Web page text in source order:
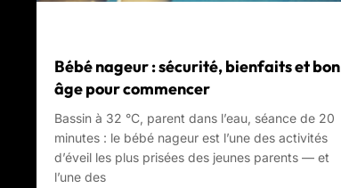
Bébé nageur : sécurité, bienfaits et bon
âge pour commencer
Bassin à 32 °C, parent dans l’eau, séance de 20
minutes : le bébé nageur est l’une des activités
d’éveil les plus prisées des jeunes parents — et
l’une des